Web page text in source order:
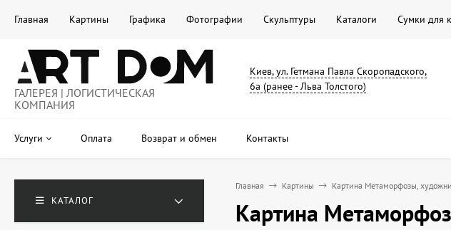
Главная Картины Графика Фотографии Скульптуры Каталоги Сумки для
ГАЛЕРЕЯ | ЛОГИСТИЧЕСКАЯ
КОМПАНИЯ
Киев, ул. Гетмана Павла Скоропадского,
6а (ранее - Льва Толстого)
Услуги Оплата Возврат и обмен Контакты
КАТАЛОГ
Главная Картины Картина Метаморфозы,
Картина